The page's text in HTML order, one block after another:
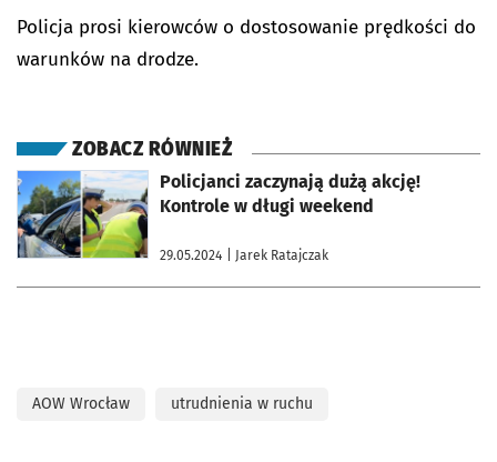
Policja prosi kierowców o dostosowanie prędkości do
warunków na drodze.
ZOBACZ RÓWNIEŻ
Policjanci zaczynają dużą akcję!
Kontrole w długi weekend
29.05.2024 | Jarek Ratajczak
otworzy się w nowej karcie
AOW Wrocław utrudnienia w ruchu